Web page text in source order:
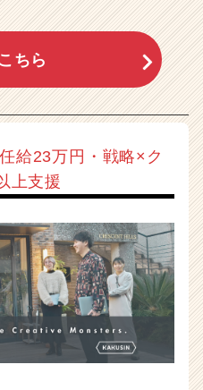
ちら
給23万円・戦略×ク
上支援